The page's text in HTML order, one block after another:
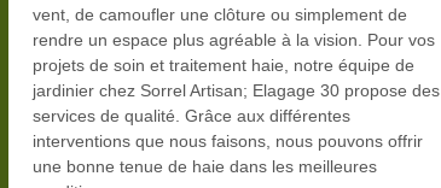
vent, de camoufler une clôture ou simplement de
rendre un espace plus agréable à la vision. Pour vos
projets de soin et traitement haie, notre équipe de
jardinier chez Sorrel Artisan; Elagage 30 propose des
services de qualité. Grâce aux différentes
interventions que nous faisons, nous pouvons offrir
une bonne tenue de haie dans les meilleures